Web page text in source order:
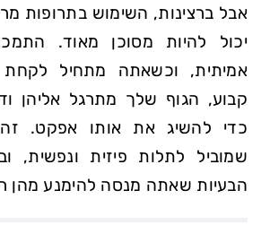
אבל ברצינות, ‍השימוש בתרופות
יכול להיות מסוכן מאוד.
אמיתית, וכשאתה ⁤מתחיל לקחת
קבוע, הגוף שלך מתרגל אליהן
כדי להשיג את ​אותו אפקט.
שמוביל לתלות פיזית ונפשית,
הבעיות שאתה מנסה להימנע מהן